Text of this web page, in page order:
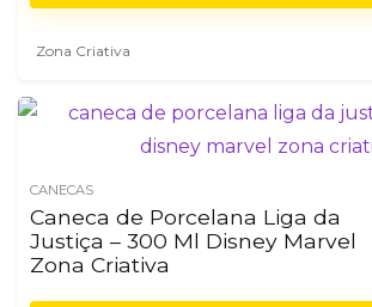
Zona Criativa
CANECAS
Caneca de Porcelana Liga da
Justiça – 300 Ml Disney Marvel
Zona Criativa